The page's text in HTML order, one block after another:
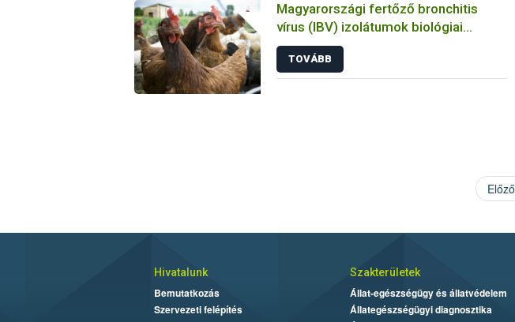
Magyarországi fertőző bronchitis
vírus (IBV) izolátumok biológiai
tulajdonságainak jellemzése
állatkísérletes és molekuláris
biológiai eszközökkel
TOVÁBB
Előző
Hivatalunk
Bemutatkozás
Szervezeti felépítés
Szakterületek
Állat-egészségügy és állatvédelem
Állategészségügyi diagnosztika